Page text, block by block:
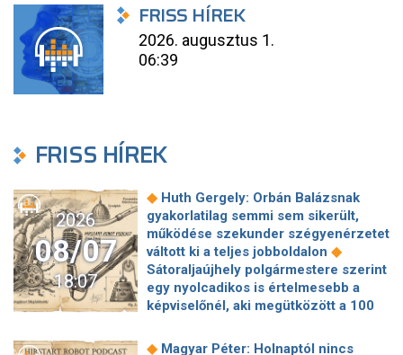
FRISS HÍREK
2026. augusztus 1.
06:39
FRISS HÍREK
2026
08/07
18:07
◆ Huth Gergely: Orbán Balázsnak
gyakorlatilag semmi sem sikerült,
működése szekunder szégyenérzetet
váltott ki a teljes jobboldalon ◆
Sátoraljaújhely polgármestere szerint
egy nyolcadikos is értelmesebb a
képviselőnél, aki megütközött a 100
hírszerzés szerint Putyin pár éven
◆ Magyar Péter: Holnaptól nincs